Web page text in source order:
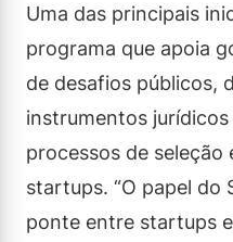
Uma das principais
programa que apoia
de desafios públicos,
instrumentos
processos de seleção
startups. “O papel do
ponte entre startups